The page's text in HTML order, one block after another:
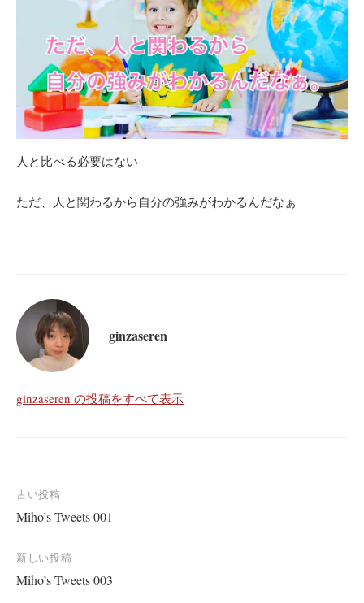
人と比べる必要はない
ただ、人と関わるから自分の強みがわかるんだなぁ
ginzaseren
ginzaseren の投稿をすべて表示
投
稿
ナ
ビ
古い投稿
Miho’s Tweets 001
新しい投稿
Miho’s Tweets 003